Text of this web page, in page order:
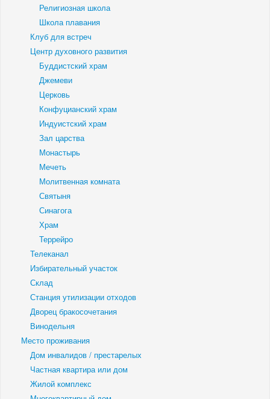
Религиозная школа
Школа плавания
Клуб для встреч
Центр духовного развития
Буддистский храм
Джемеви
Церковь
Конфуцианский храм
Индуистский храм
Зал царства
Монастырь
Мечеть
Молитвенная комната
Святыня
Синагога
Храм
Террейро
Телеканал
Избирательный участок
Склад
Станция утилизации отходов
Дворец бракосочетания
Винодельня
Место проживания
Дом инвалидов / престарелых
Частная квартира или дом
Жилой комплекс